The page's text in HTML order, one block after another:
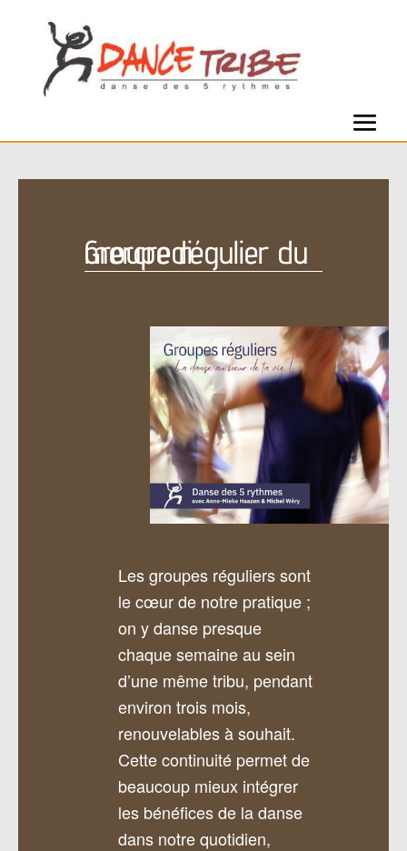
Groupe régulier du mercredi
Les groupes réguliers sont
le cœur de notre pratique ;
on y danse presque
chaque semaine au sein
d’une même tribu, pendant
environ trois mois,
renouvelables à souhait.
Cette continuité permet de
beaucoup mieux intégrer
les bénéfices de la danse
dans notre quotidien,